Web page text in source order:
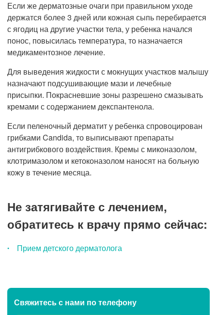
Если же дерматозные очаги при правильном уходе
держатся более 3 дней или кожная сыпь перебирается
с ягодиц на другие участки тела, у ребенка начался
понос, повысилась температура, то назначается
медикаментозное лечение.
Для выведения жидкости с мокнущих участков малышу
назначают подсушивающие мази и лечебные
присыпки. Покрасневшие зоны разрешено смазывать
кремами с содержанием декспантенола.
Если пеленочный дерматит у ребенка спровоцирован
грибками Candida, то выписывают препараты
антигрибкового воздействия. Кремы с миконазолом,
клотримазолом и кетоконазолом наносят на больную
кожу в течение месяца.
Не затягивайте с лечением,
обратитесь к врачу прямо сейчас:
Прием детского дерматолога
Свяжитесь с нами по телефону